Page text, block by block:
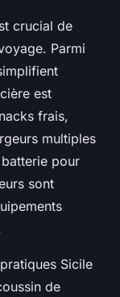
crucial de
Parmi
est
frais,
multiples
pour
sont
Sicile
de